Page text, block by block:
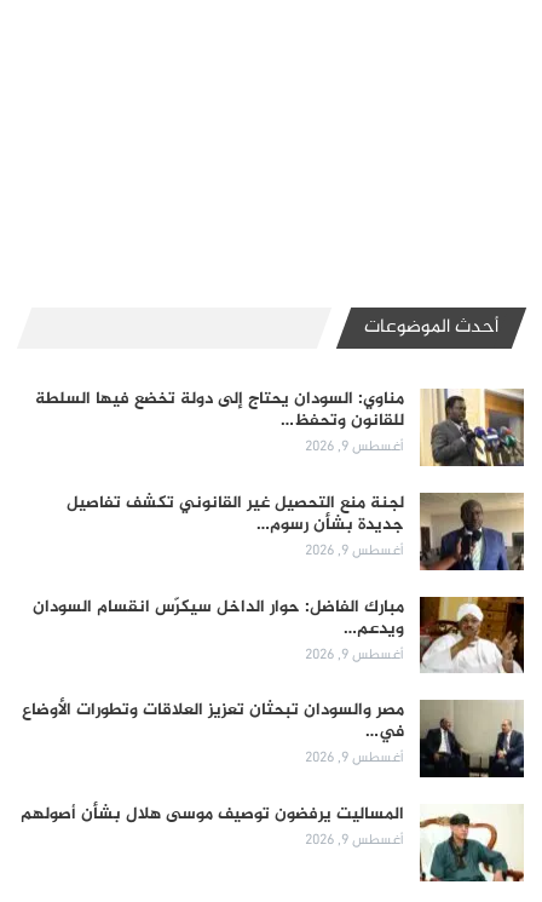
أحدث الموضوعات
مناوي: السودان يحتاج إلى دولة تخضع فيها السلطة
للقانون وتحفظ…
أغسطس 9, 2026
لجنة منع التحصيل غير القانوني تكشف تفاصيل
جديدة بشأن رسوم…
أغسطس 9, 2026
مبارك الفاضل: حوار الداخل سيكرّس انقسام السودان
ويدعم…
أغسطس 9, 2026
مصر والسودان تبحثان تعزيز العلاقات وتطورات الأوضاع
في…
أغسطس 9, 2026
المساليت يرفضون توصيف موسى هلال بشأن أصولهم
أغسطس 9, 2026